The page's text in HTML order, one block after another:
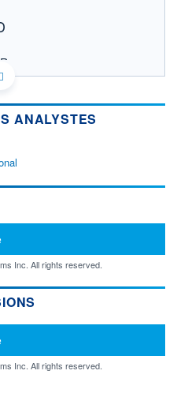
ACTIONNAIRES
CLÔTURE VEILLE
LIMITE À LA
HAUSSE
0,0000
2026
-
ANALYSTES
Inc. All rights reserved.
Inc. All rights reserved.